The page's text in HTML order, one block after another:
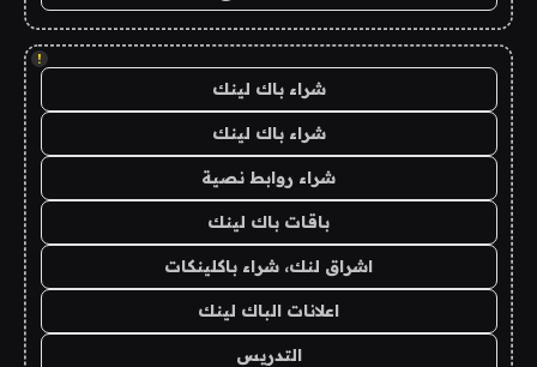
!
شراء باك لينك
شراء باك لينك
شراء روابط نصية
باقات باك لينك
اشراق لنك، شراء باكلينكات
اعلانات الباك لينك
التدريس